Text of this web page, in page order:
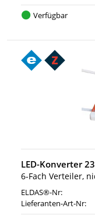
Verfügbar
LED-Konverter
6-Fach Verteiler,
ELDAS®-Nr:
Lieferanten-Art-Nr: